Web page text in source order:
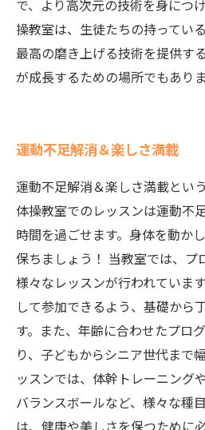
で、より高次元の技術を身につ
操教室は、生徒たちの持ってい
最高の磨き上げる技術を提供す
が成長するための場所でもありま
運動不足解消＆楽しさ満載
運動不足解消＆楽しさ満載とい
体操教室でのレッスンは運動不
時間を過ごせます。身体を動か
保ちましょう！ 当教室では、プ
様々なレッスンが行われていま
して参加できるよう、基礎から
す。また、年齢に合わせたプロ
り、子どもからシニア世代まで
ッスンでは、体幹トレーニング
バランスボールなど、様々な種
は、健康や美しさを保つために